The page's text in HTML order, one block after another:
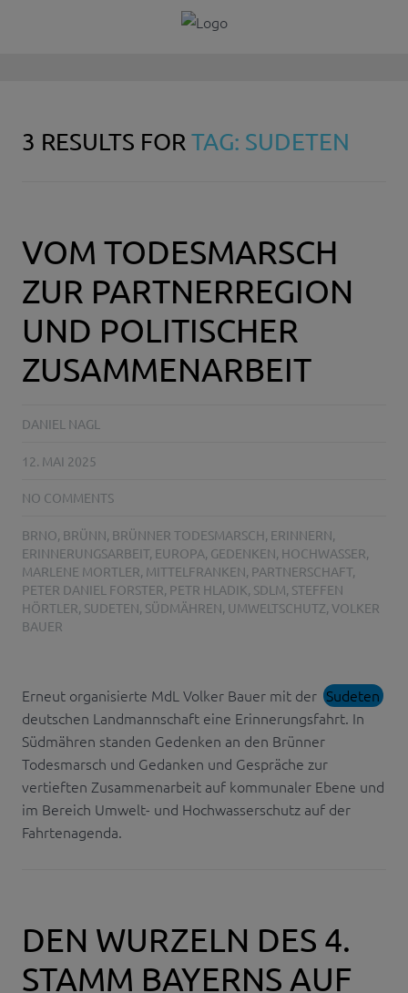
3 RESULTS FORTAG: SUDETEN
VOM TODESMARSCH
ZUR PARTNERREGION
UND POLITISCHER
ZUSAMMENARBEIT
DANIEL NAGL
12. MAI 2025
NO COMMENTS
BRNO, BRÜNN, BRÜNNER TODESMARSCH, ERINNERN,
ERINNERUNGSARBEIT, EUROPA, GEDENKEN, HOCHWASSER,
MARLENE MORTLER, MITTELFRANKEN, PARTNERSCHAFT,
PETER DANIEL FORSTER, PETR HLADIK, SDLM, STEFFEN
HÖRTLER, SUDETEN, SÜDMÄHREN, UMWELTSCHUTZ, VOLKER
BAUER
Erneut organisierte MdL Volker Bauer mit der Sudeten
deutschen Landmannschaft eine Erinnerungsfahrt. In
Südmähren standen Gedenken an den Brünner
Todesmarsch und Gedanken und Gespräche zur
vertieften Zusammenarbeit auf kommunaler Ebene und
im Bereich Umwelt- und Hochwasserschutz auf der
Fahrtenagenda.
DEN WURZELN DES 4.
STAMM BAYERNS AUF